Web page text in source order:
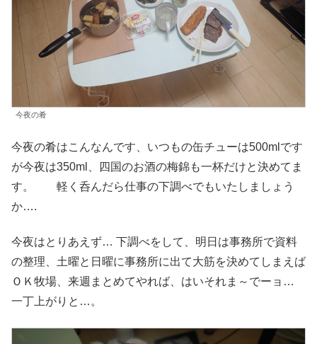
今夜の肴
今夜の肴はこんなんです、いつもの缶チューは500mlです
が今夜は350ml、四国のお酒の梅錦も一杯だけと決めてま
す。 軽く呑んだら仕事の下調べでもいたしましょう
か….
今夜はとりあえず… 下調べをして、明日は事務所で資料
の整理、土曜と日曜に事務所に出て大筋を決めてしまえば
ＯＫ牧場、来週まとめてやれば、はいそれま～でーョ…
一丁上がりと…。